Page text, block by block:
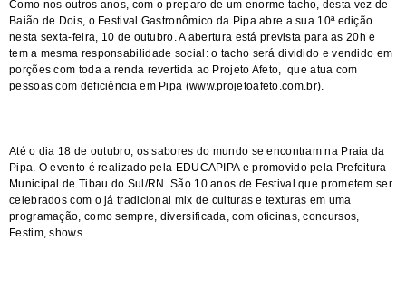
Como nos outros anos, com o preparo de um enorme tacho, desta vez de
Baião de Dois, o Festival Gastronômico da Pipa abre a sua 10ª edição
nesta sexta-feira, 10 de outubro. A abertura está prevista para as 20h e
tem a mesma responsabilidade social: o tacho será dividido e vendido em
porções com toda a renda revertida ao Projeto Afeto, que atua com
pessoas com deficiência em Pipa (www.projetoafeto.com.br).
Até o dia 18 de outubro, os sabores do mundo se encontram na Praia da
Pipa. O evento é realizado pela EDUCAPIPA e promovido pela Prefeitura
Municipal de Tibau do Sul/RN. São 10 anos de Festival que prometem ser
celebrados com o já tradicional mix de culturas e texturas em uma
programação, como sempre, diversificada, com oficinas, concursos,
Festim, shows.